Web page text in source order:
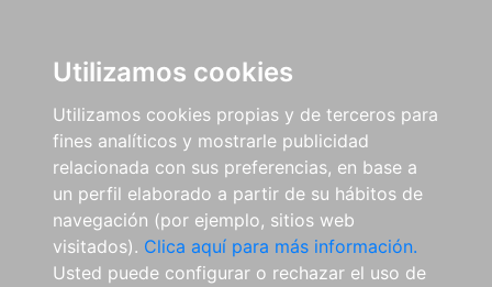
Utilizamos cookies
Utilizamos cookies propias y de terceros para
fines analíticos y mostrarle publicidad
relacionada con sus preferencias, en base a
un perfil elaborado a partir de su hábitos de
navegación (por ejemplo, sitios web
visitados). Clica aquí para más información.
Usted puede configurar o rechazar el uso de